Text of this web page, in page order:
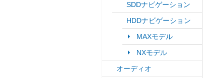
SDDナビゲーション
HDDナビゲーション
MAXモデル
NXモデル
オーディオ